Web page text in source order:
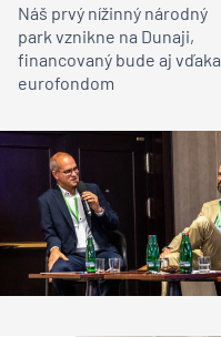
Náš prvý nížinný národný
park vznikne na Dunaji,
financovaný bude aj vďaka
eurofondom